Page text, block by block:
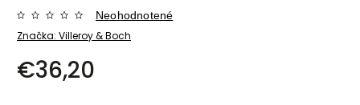
Značka: Villeroy & Boch
Neohodnotené
€36,20